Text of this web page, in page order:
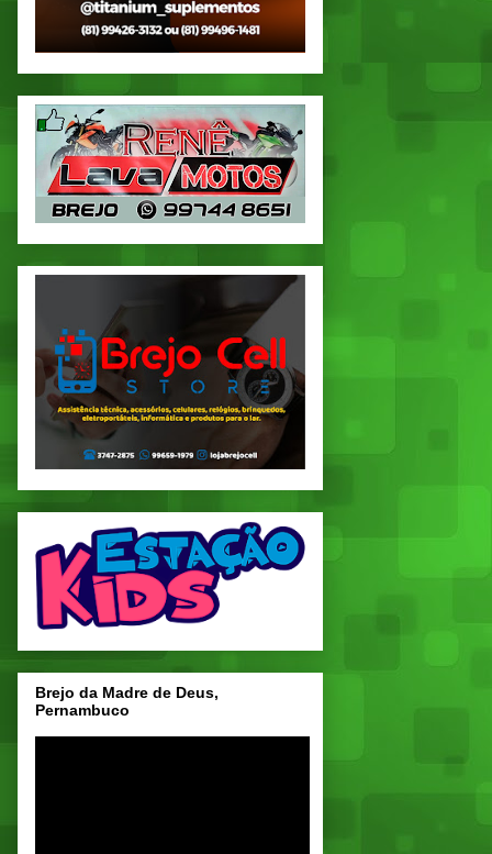
Brejo da Madre de Deus,
Pernambuco